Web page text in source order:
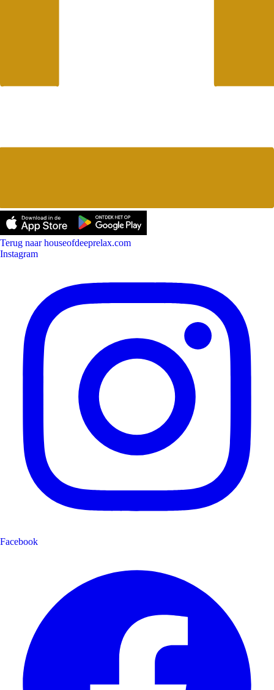
Terug naar houseofdeeprelax.com
Instagram
Facebook